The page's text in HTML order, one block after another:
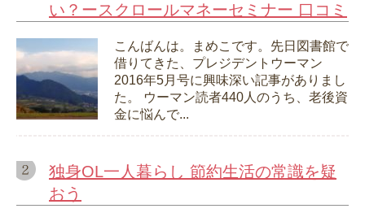
い？ースクロールマネーセミナー 口コミ
こんばんは。まめこです。先日図書館で
借りてきた、プレジデントウーマン
2016年5月号に興味深い記事がありまし
た。 ウーマン読者440人のうち、老後資
金に悩んで...
独身OL一人暮らし 節約生活の常識を疑
おう